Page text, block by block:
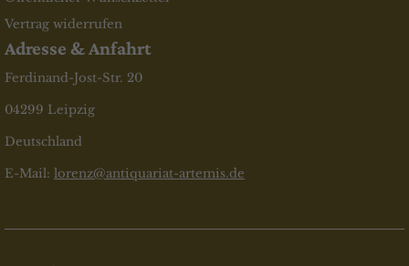
Vertrag widerrufen
Adresse & Anfahrt
Ferdinand-Jost-Str. 20
04299 Leipzig
Deutschland
E-Mail: lorenz@antiquariat-artemis.de